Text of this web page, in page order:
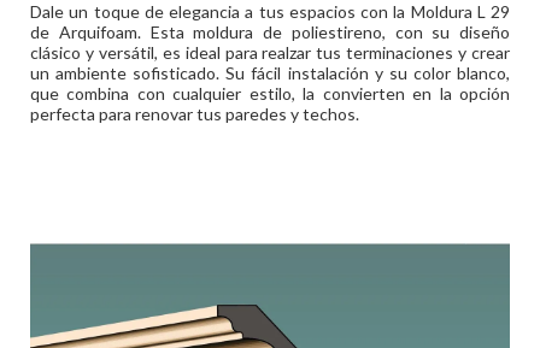
Dale un toque de elegancia a tus espacios con la Moldura L 29
de Arquifoam. Esta moldura de poliestireno, con su diseño
clásico y versátil, es ideal para realzar tus terminaciones y crear
un ambiente sofisticado. Su fácil instalación y su color blanco,
que combina con cualquier estilo, la convierten en la opción
perfecta para renovar tus paredes y techos.